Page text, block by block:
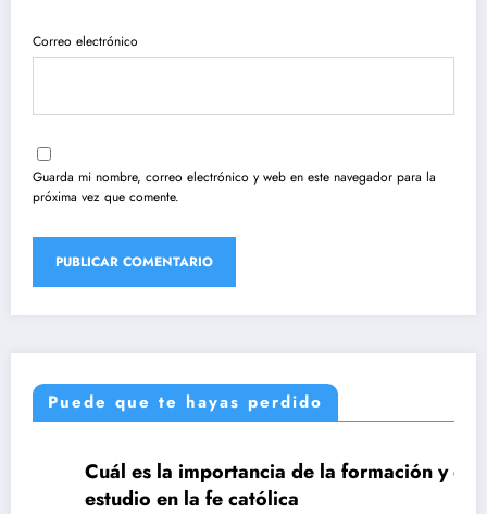
Correo electrónico
Guarda mi nombre, correo electrónico y web en este navegador para la
próxima vez que comente.
Puede que te hayas perdido
UNCATEGORIZED
Cuál es la importancia de la formación y el
estudio en la fe católica